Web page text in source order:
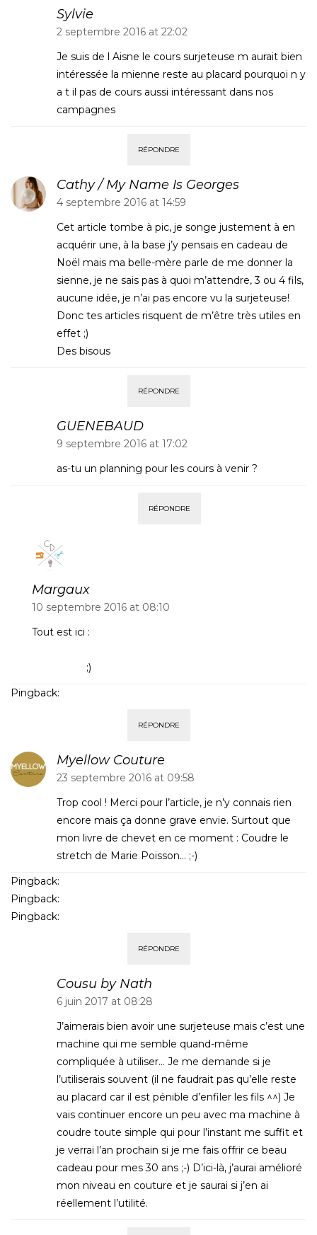
Sylvie
2 septembre 2016 at 22:02
Je suis de l Aisne le cours surjeteuse m aurait bien
intéressée la mienne reste au placard pourquoi n y
a t il pas de cours aussi intéressant dans nos
campagnes
RÉPONDRE
Cathy / My Name Is Georges
4 septembre 2016 at 14:59
Cet article tombe à pic, je songe justement à en
acquérir une, à la base j’y pensais en cadeau de
Noël mais ma belle-mère parle de me donner la
sienne, je ne sais pas à quoi m’attendre, 3 ou 4 fils,
aucune idée, je n’ai pas encore vu la surjeteuse!
Donc tes articles risquent de m’être très utiles en
effet ;)
Des bisous
RÉPONDRE
GUENEBAUD
9 septembre 2016 at 17:02
as-tu un planning pour les cours à venir ?
RÉPONDRE
Margaux
10 septembre 2016 at 08:10
Tout est ici :
;)
Pingback:
RÉPONDRE
Myellow Couture
23 septembre 2016 at 09:58
Trop cool ! Merci pour l’article, je n’y connais rien
encore mais ça donne grave envie. Surtout que
mon livre de chevet en ce moment : Coudre le
stretch de Marie Poisson… ;-)
Pingback:
Pingback:
Pingback:
RÉPONDRE
Cousu by Nath
6 juin 2017 at 08:28
J’aimerais bien avoir une surjeteuse mais c’est une
machine qui me semble quand-même
compliquée à utiliser… Je me demande si je
l’utiliserais souvent (il ne faudrait pas qu’elle reste
au placard car il est pénible d’enfiler les fils ^^) Je
vais continuer encore un peu avec ma machine à
coudre toute simple qui pour l’instant me suffit et
je verrai l’an prochain si je me fais offrir ce beau
cadeau pour mes 30 ans ;-) D’ici-là, j’aurai amélioré
mon niveau en couture et je saurai si j’en ai
réellement l’utilité.